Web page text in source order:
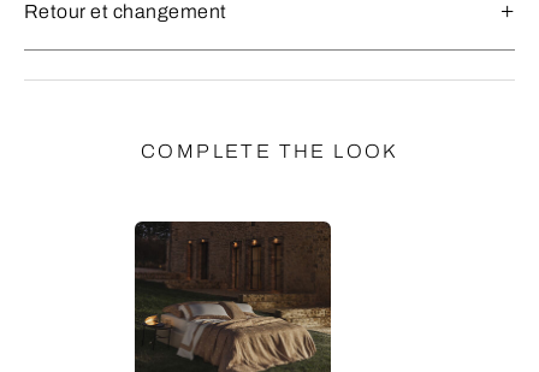
Retour et changement
COMPLETE THE LOOK